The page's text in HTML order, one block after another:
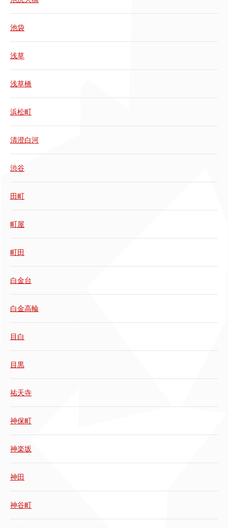
池袋
浅草
浅草橋
浜松町
清澄白河
渋谷
田町
町屋
町田
白金台
白金高輪
目白
目黒
祐天寺
神保町
神楽坂
神田
神谷町